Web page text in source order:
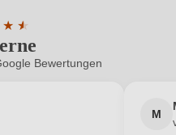
144, 39040 Termeno, Italien
Kunde?
★ ★
★
Bewertung von 4.7
Bewertungen
M